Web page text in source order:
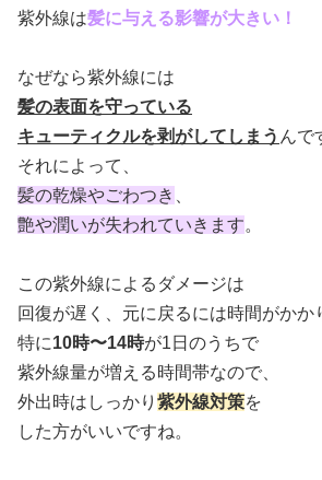
紫外線は髪に与える影響が大きい！
なぜなら紫外線には
髪の表面を守っている
キューティクルを剥がしてしまう んで
それによって、
髪の乾燥やごわつき
艶や潤いが失われていきます。
この紫外線によるダメージは
回復が遅く、元に戻るには時間がかか
特に10時〜14時が1日のうちで
紫外線量が増える時間帯なので、
外出時はしっかり 紫外線対策を
した方がいいですね。